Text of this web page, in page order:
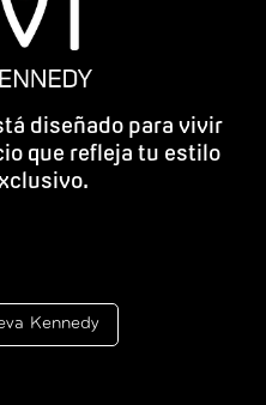
diseñado para vivir
que refleja tu estilo
Kennedy